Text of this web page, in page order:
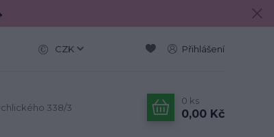
CZK Přihlášení
338/3
0 ks
0,00 Kč